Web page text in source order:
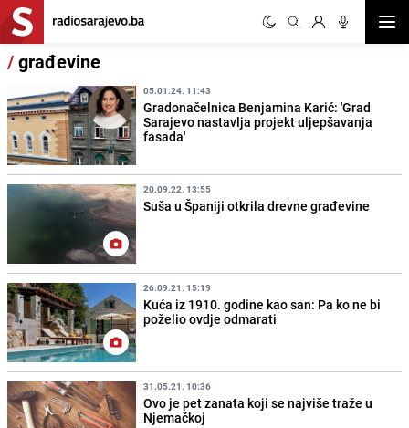
/građevine
05.01.24. 11:43
Gradonačelnica Benjamina Karić: 'Grad
Sarajevo nastavlja projekt uljepšavanja
fasada'
20.09.22. 13:55
Suša u Španiji otkrila drevne građevine
26.09.21. 15:19
Kuća iz 1910. godine kao san: Pa ko ne bi
poželio ovdje odmarati
31.05.21. 10:36
Ovo je pet zanata koji se najviše traže u
Njemačkoj